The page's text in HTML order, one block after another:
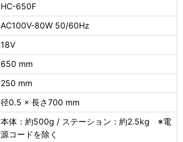
HC-650F
AC100V-80W 50/60Hz
18V
650 mm
250 mm
径0.5 × 長さ700 mm
本体：約500g / ステーション：約2.5kg ※電
源コードを除く